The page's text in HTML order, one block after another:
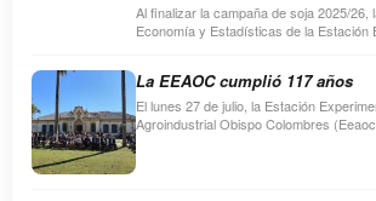
Al finalizar la campaña de soja 2025/26,
Economía y Estadísticas de la Estación
La EEAOC cumplió 117 años
El lunes 27 de julio, la Estación
Agroindustrial Obispo Colombres